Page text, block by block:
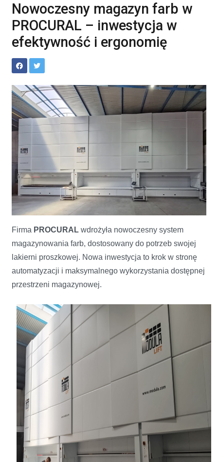
Nowoczesny magazyn farb w
PROCURAL – inwestycja w
efektywność i ergonomię
Nowoczesny magazyn farb w PROCURAL – inwestycja w
Firma PROCURAL wdrożyła nowoczesny system
magazynowania farb, dostosowany do potrzeb swojej
lakierni proszkowej. Nowa inwestycja to krok w stronę
automatyzacji i maksymalnego wykorzystania dostępnej
przestrzeni magazynowej.